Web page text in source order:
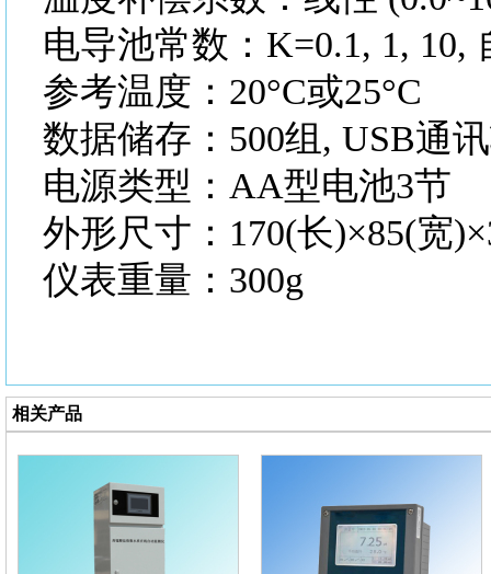
电导池常数： K=0.1, 1, 10,
参考温度： 20°C或25°C
数据储存： 500组, USB通
电源类型： AA型电池3节
外形尺寸： 170(长)×85(宽
仪表重量： 300g
相关产品